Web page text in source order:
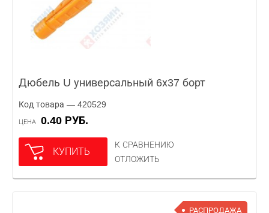
Дюбель U универсальный 6х37 борт
Код товара — 420529
ЦЕНА 0.40 РУБ.
КУПИТЬ
К СРАВНЕНИЮ
ОТЛОЖИТЬ
РАСПРОДАЖА